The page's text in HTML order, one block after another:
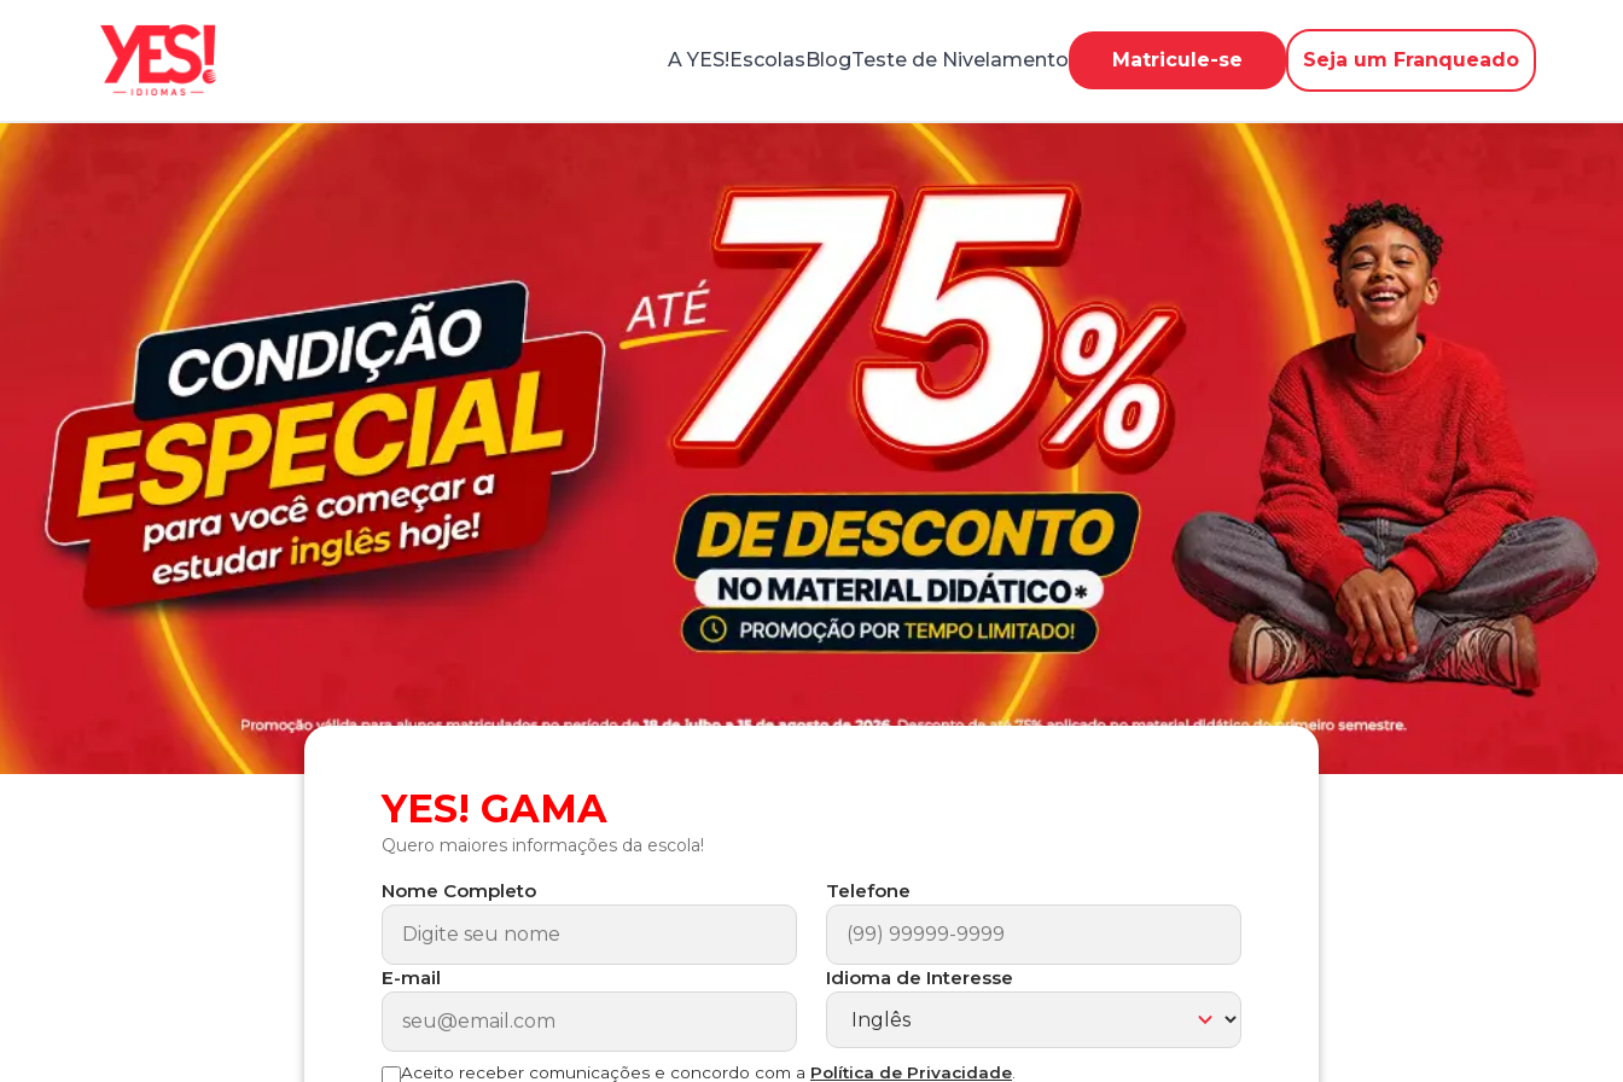
A YES!EscolasBlogTeste de Nivelamento Matricule-se Seja um Franqueado
YES! GAMA
Quero maiores informações da escola!
Nome Completo Telefone
E-mail Idioma de Interesse
Aceito receber comunicações e concordo com a Política de Privacidade.